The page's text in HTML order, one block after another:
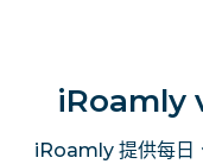
iRoamly
iRoamly 提供每日